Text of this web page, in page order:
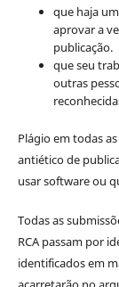
que haja
aprovar a
publicação.
que seu
outras
Plágio em todas
antiético de
usar software ou
Todas as
RCA passam por
identificados em